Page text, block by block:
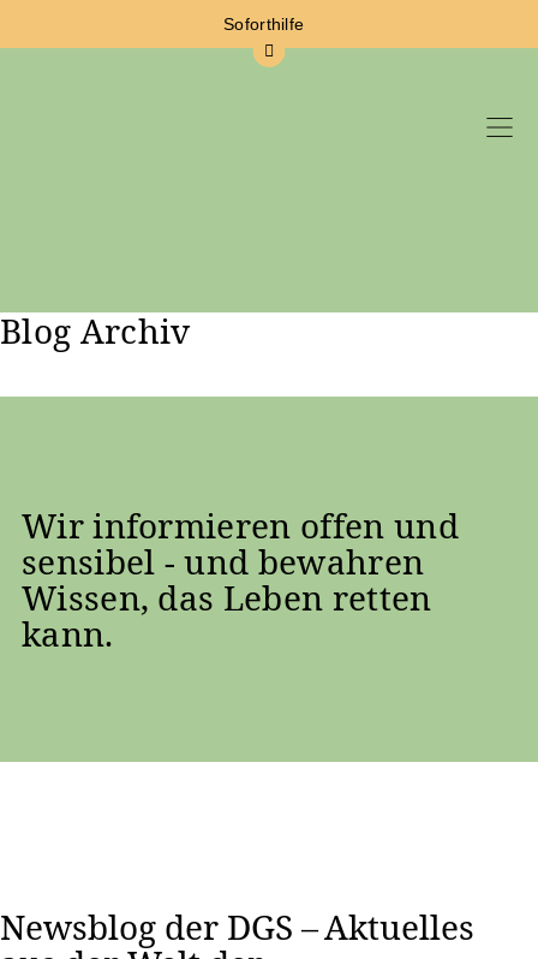
Zum Hauptinhalt springen
Soforthilfe
Blog Archiv
Wir informieren offen und
sensibel - und bewahren
Wissen, das Leben retten
kann.
Newsblog der DGS – Aktuelles